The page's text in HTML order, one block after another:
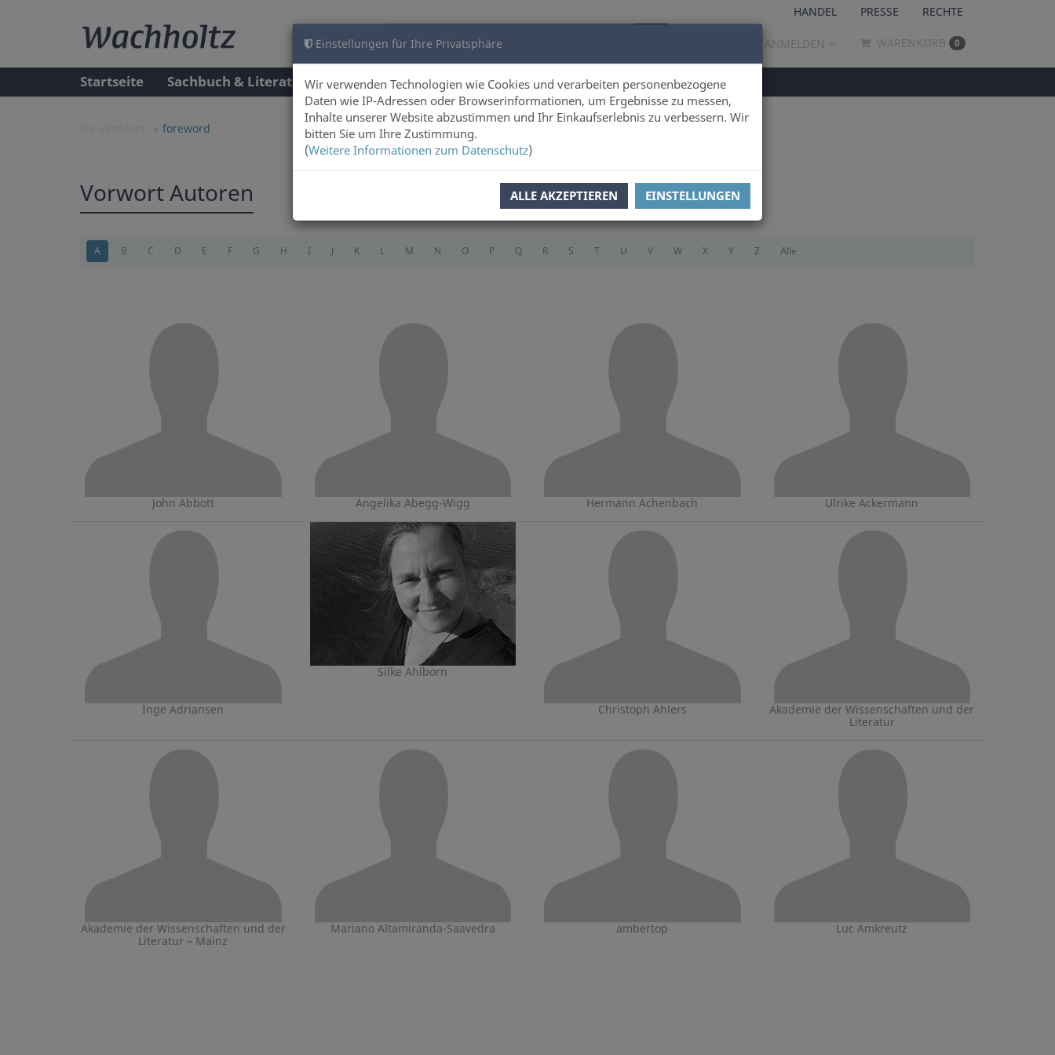
Einstellungen für Ihre Privatsphäre
Wir verwenden Technologien wie Cookies und verarbeiten personenbezogene
Daten wie IP-Adressen oder Browserinformationen, um Ergebnisse zu messen,
Inhalte unserer Website abzustimmen und Ihr Einkaufserlebnis zu verbessern. Wir
bitten Sie um Ihre Zustimmung.
(Weitere Informationen zum Datenschutz)
ALLE AKZEPTIEREN EINSTELLUNGEN
HANDEL PRESSE RECHTE
ANMELDEN WARENKORB 0
Startseite Sachbuch & Literatur Autoren Über uns
foreword
Vorwort Autoren
A B C D E F G H I J K L M N O P Q R S T U V W X Y Z Alle
John Abbott Angelika Abegg-Wigg Hermann Achenbach Ulrike Ackermann
Inge Adriansen
Silke Ahlborn
Christoph Ahlers
Akademie der Wissenschaften und der
Literatur
Akademie der Wissenschaften und der
Literatur – Mainz
Mariano Altamiranda-Saavedra ambertop Luc Amkreutz